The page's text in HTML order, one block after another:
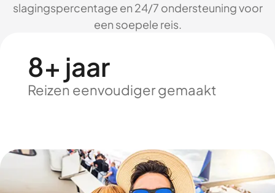
slagingspercentage en 24/7 ondersteuning voor
een soepele reis.
8+ jaar
Reizen eenvoudiger gemaakt